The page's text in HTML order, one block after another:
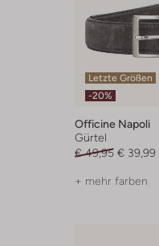
Letzte Größen
-20%
Officine Napoli
Gürtel
€ 49,95 € 39,99
+ mehr farben